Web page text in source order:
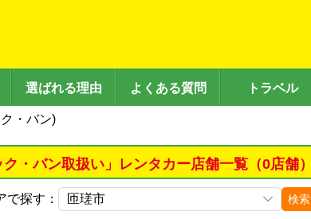
選ばれる理由 よくある質問 トラベル
・バン)
・バン取扱い」レンタカー店舗一覧（0店舗）
で探す： 検索